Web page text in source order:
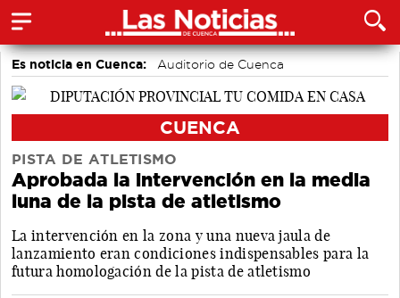
Es noticia en Cuenca: Auditorio de Cuenca
CUENCA
PISTA DE ATLETISMO
Aprobada la intervención en la media
luna de la pista de atletismo
La intervención en la zona y una nueva jaula de
lanzamiento eran condiciones indispensables para la
futura homologación de la pista de atletismo